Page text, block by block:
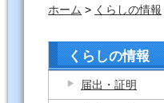
ホーム > くらしの情報
くらしの情報
届出・証明